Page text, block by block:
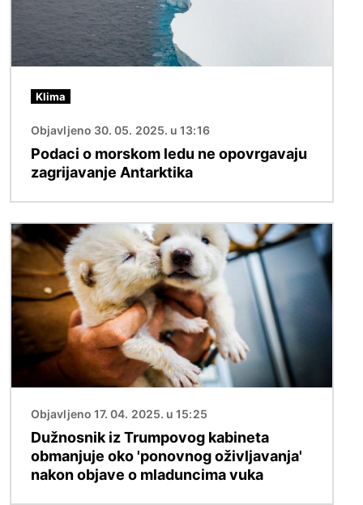
Klima
Objavljeno 30. 05. 2025. u 13:16
Podaci o morskom ledu ne opovrgavaju
zagrijavanje Antarktika
Slika
Objavljeno 17. 04. 2025. u 15:25
Dužnosnik iz Trumpovog kabineta
obmanjuje oko 'ponovnog oživljavanja'
nakon objave o mladuncima vuka